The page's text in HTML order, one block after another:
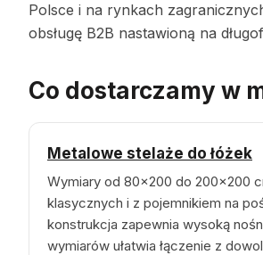
Polsce i na rynkach
obsługę B2B nastawioną na
Co dostarczamy w
Metalowe stelaże do łóżek
Wymiary od 80×200 do 200×200
klasycznych i z pojemnikiem na
konstrukcja zapewnia wysoką
wymiarów ułatwia łączenie z